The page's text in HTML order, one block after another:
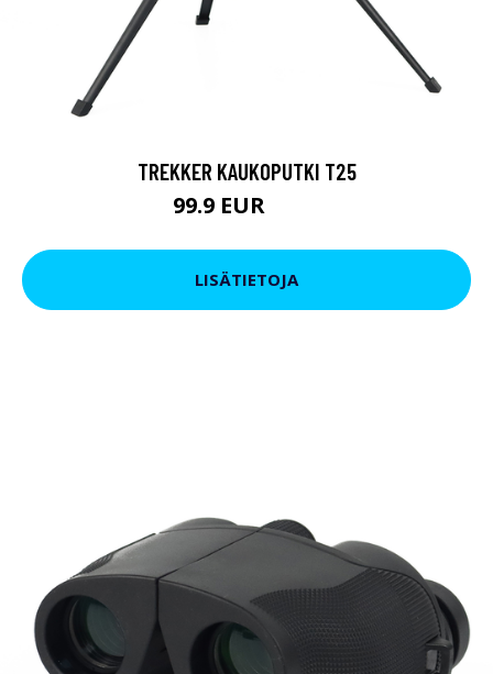
TREKKER KAUKOPUTKI T25
99.9 EUR
LISÄTIETOJA